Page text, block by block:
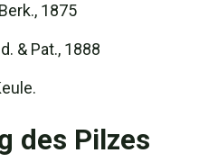
1875
& Pat., 1888
des Pilzes